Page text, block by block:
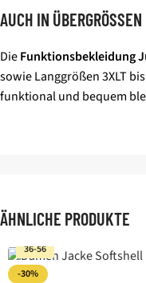
AUCH IN ÜBERGRÖSSEN
DieFunktionsbekleidung
sowie Langgrößen 3XLT
funktional und bequem
ÄHNLICHE PRODUKTE
36-56
-30%